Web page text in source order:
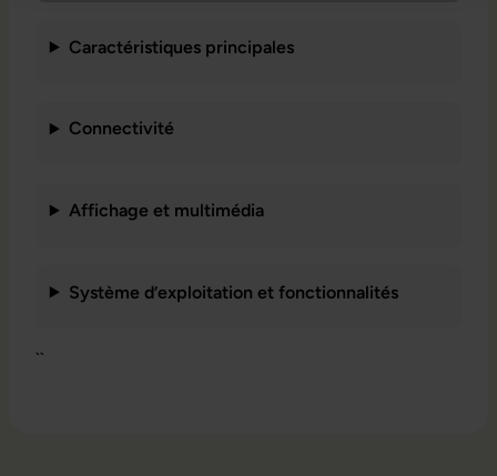
Caractéristiques principales
Connectivité
Affichage et multimédia
Système d’exploitation et fonctionnalités
``